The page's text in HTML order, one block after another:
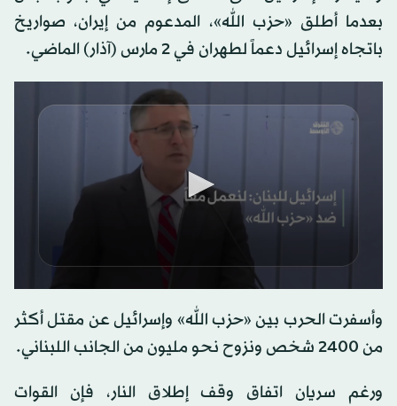
بعدما أطلق «حزب الله»، المدعوم من إيران، صواريخ
باتجاه إسرائيل دعماً لطهران في 2 مارس (آذار) الماضي.
seconds
of
seconds
وأسفرت الحرب بين «حزب الله» وإسرائيل عن مقتل أكثر
من 2400 شخص ونزوح نحو مليون من الجانب اللبناني.
ورغم سريان اتفاق وقف إطلاق النار، فإن القوات